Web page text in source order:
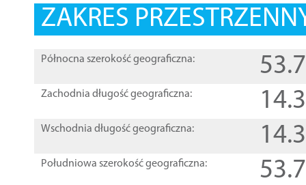
ZAKRES
Północna szerokość geograficzna:
Zachodnia długość geograficzna:
Wschodnia długość geograficzna:
Południowa szerokość geograficzna: